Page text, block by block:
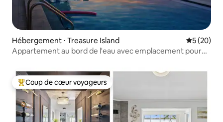
Hébergement ⋅ Treasure Island
5 (20)
Appartement au bord de l'eau avec emplacement pour
Coups de cœur voyageurs les plus appréciés
Coup de cœur voyageurs